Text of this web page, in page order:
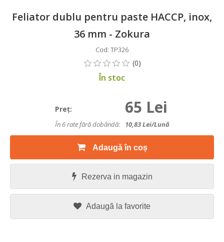
Feliator dublu pentru paste HACCP, inox,
36 mm - Zokura
Cod: TP326
În stoc
Preţ: 65 Lei
În 6 rate fără dobândă: 10,83Lei/lună
Adaugă în coș
Rezerva in magazin
Adaugă la favorite